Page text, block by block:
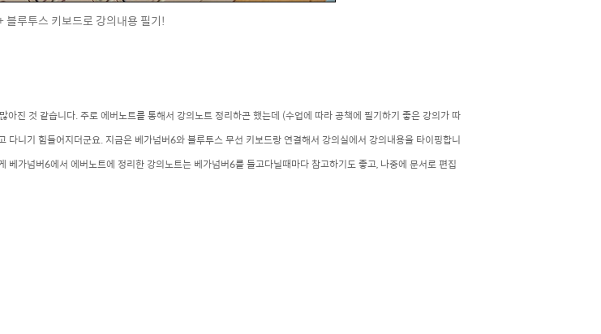
블루투스 키보드로 강의내용 필기!
진 것 같습니다. 주로 에버노트를 통해서 강의노트 정리하곤 했는데 (수업에 따라 공책에 필기하기 좋은 강의가 따
다니기 힘들어지더군요. 지금은 베가넘버6와 블루투스 무선 키보드랑 연결해서 강의실에서 강의내용을 타이핑합니
베가넘버6에서 에버노트에 정리한 강의노트는 베가넘버6를 들고다닐때마다 참고하기도 좋고, 나중에 문서로 편집